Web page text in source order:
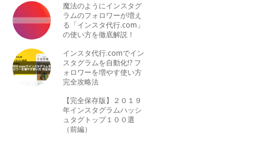
魔法のようにインスタグ
ラムのフォロワーが増え
る「インスタ代行.com」
の使い方を徹底解説！
インスタ代行.comでイン
スタグラムを自動化!? フ
ォロワーを増やす使い方
完全攻略法
【完全保存版】２０１９
年インスタグラムハッシ
ュタグトップ１００選
（前編）